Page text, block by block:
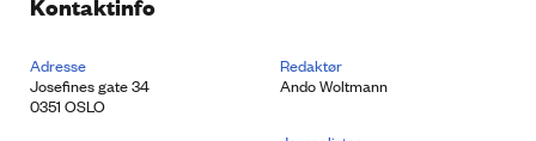
Kontaktinfo
Adresse
Josefines gate 34
0351 OSLO
Redaktør
Ando Woltmann